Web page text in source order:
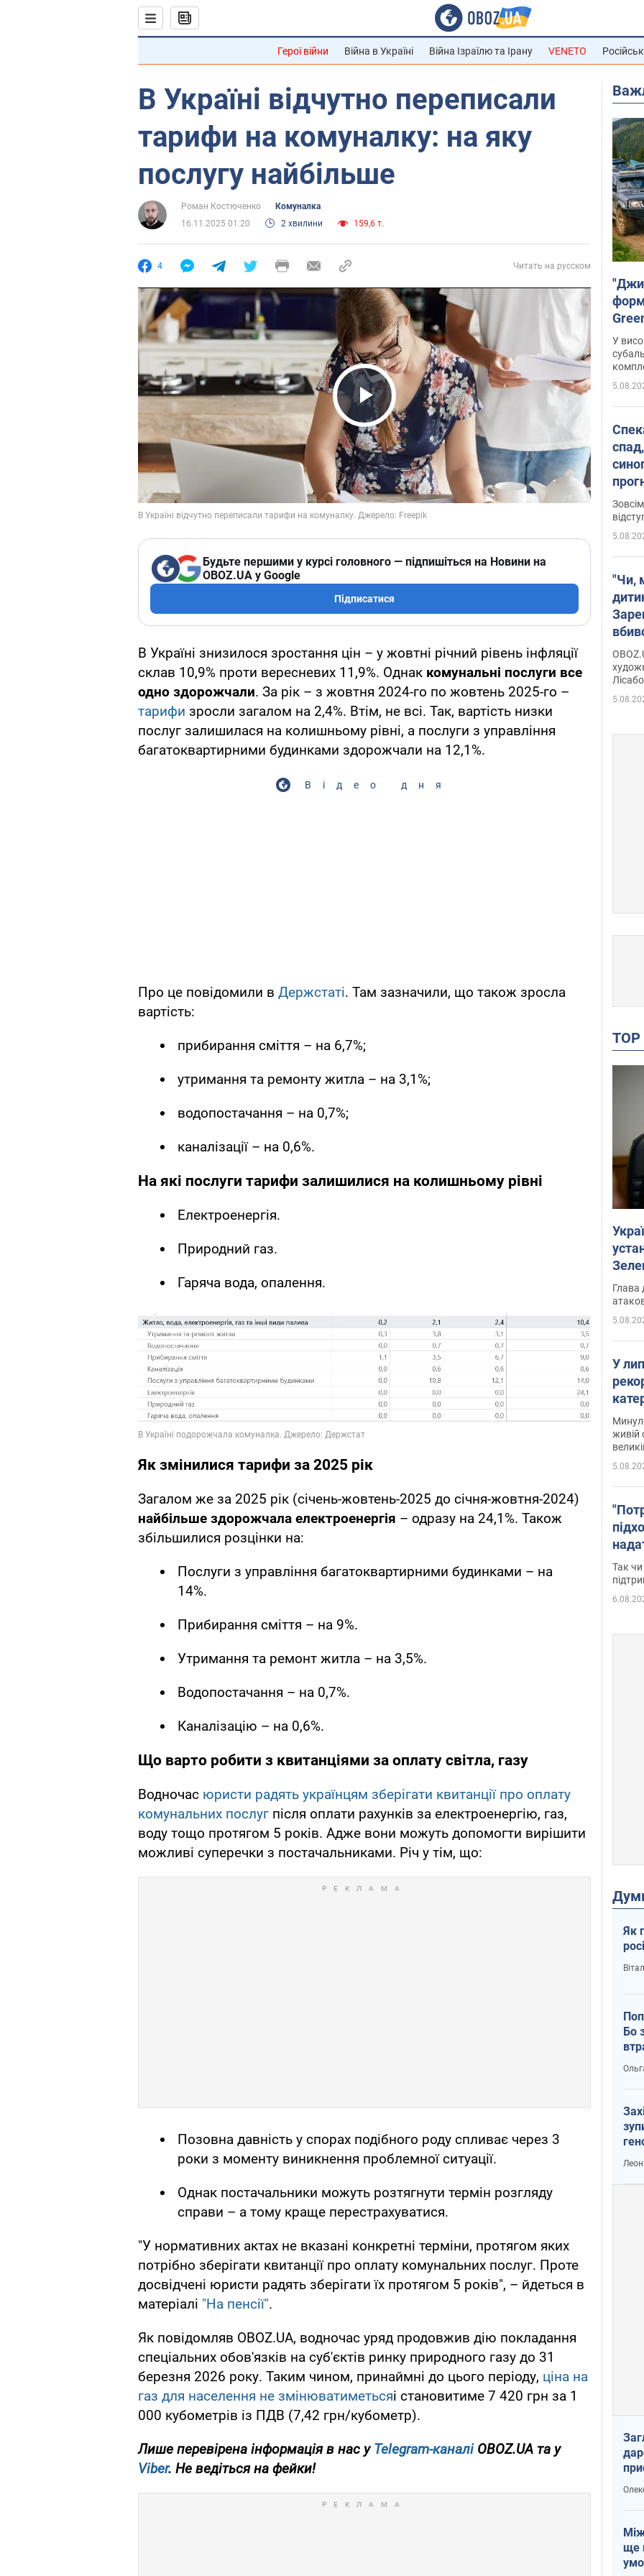
Герої війни Війна в Україні Війна Ізраїлю та Ірану VENETO
В Україні відчутно переписали
тарифи на комуналку: на яку
послугу найбільше
Роман Костюченко
Комуналка
16.11.2025 01:20
2 хвилини 159,6 т.
4 Читать на русском
Play Video
Будьте першими у курсі головного — підпишіться на Новини на
OBOZ.UA у Google
Підписатися
В Україні знизилося зростання цін – у жовтні річний рівень інфляції
склав 10,9% проти вересневих 11,9%. Однак комунальні послуги все
одно здорожчали. За рік – з жовтня 2024-го по жовтень 2025-го –
тарифи зросли загалом на 2,4%. Втім, не всі. Так, вартість низки
послуг залишилася на колишньому рівні, а послуги з управління
багатоквартирними будинками здорожчали на 12,1%.
Відео дня
Про це повідомили в Держстаті. Там зазначили, що також зросла
вартість:
прибирання сміття – на 6,7%;
утримання та ремонту житла – на 3,1%;
водопостачання – на 0,7%;
каналізації – на 0,6%.
На які послуги тарифи залишилися на колишньому рівні
Електроенергія.
Природний газ.
Гаряча вода, опалення.
Як змінилися тарифи за 2025 рік
Загалом же за 2025 рік (січень-жовтень-2025 до січня-жовтня-2024)
найбільше здорожчала електроенергія – одразу на 24,1%. Також
збільшилися розцінки на:
Послуги з управління багатоквартирними будинками – на
14%.
Прибирання сміття – на 9%.
Утримання та ремонт житла – на 3,5%.
Водопостачання – на 0,7%.
Каналізацію – на 0,6%.
Що варто робити з квитанціями за оплату світла, газу
Водночас юристи радять українцям зберігати квитанції про оплату
комунальних послуг після оплати рахунків за електроенергію, газ,
воду тощо протягом 5 років. Адже вони можуть допомогти вирішити
можливі суперечки з постачальниками. Річ у тім, що:
Позовна давність у спорах подібного роду спливає через 3
роки з моменту виникнення проблемної ситуації.
Однак постачальники можуть розтягнути термін розгляду
справи – а тому краще перестрахуватися.
"У нормативних актах не вказані конкретні терміни, протягом яких
потрібно зберігати квитанції про оплату комунальних послуг. Проте
досвідчені юристи радять зберігати їх протягом 5 років", – йдеться в
матеріалі "На пенсії".
Як повідомляв OBOZ.UA, водночас уряд продовжив дію покладання
спеціальних обов'язків на суб'єктів ринку природного газу до 31
березня 2026 року. Таким чином, принаймні до цього періоду, ціна на
газ для населення не змінюватиметьсяі становитиме 7 420 грн за 1
000 кубометрів із ПДВ (7,42 грн/кубометр).
Лише перевірена інформація в нас уTelegram-каналіOBOZ.UA та у
Viber. Не ведіться на фейки!
У
"Чи,
в
Глава
У
живій
Так чи
Як
Бо
ще